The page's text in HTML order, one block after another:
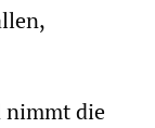
nimmt die